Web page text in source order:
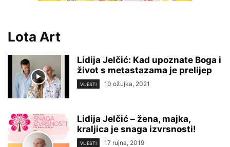
Lota Art
Lidija Jelčić: Kad upoznate Boga i
život s metastazama je prelijep
VIJESTI 10 ožujka, 2021
Lidija Jelčić – žena, majka,
kraljica je snaga izvrsnosti!
VIJESTI 17 rujna, 2019